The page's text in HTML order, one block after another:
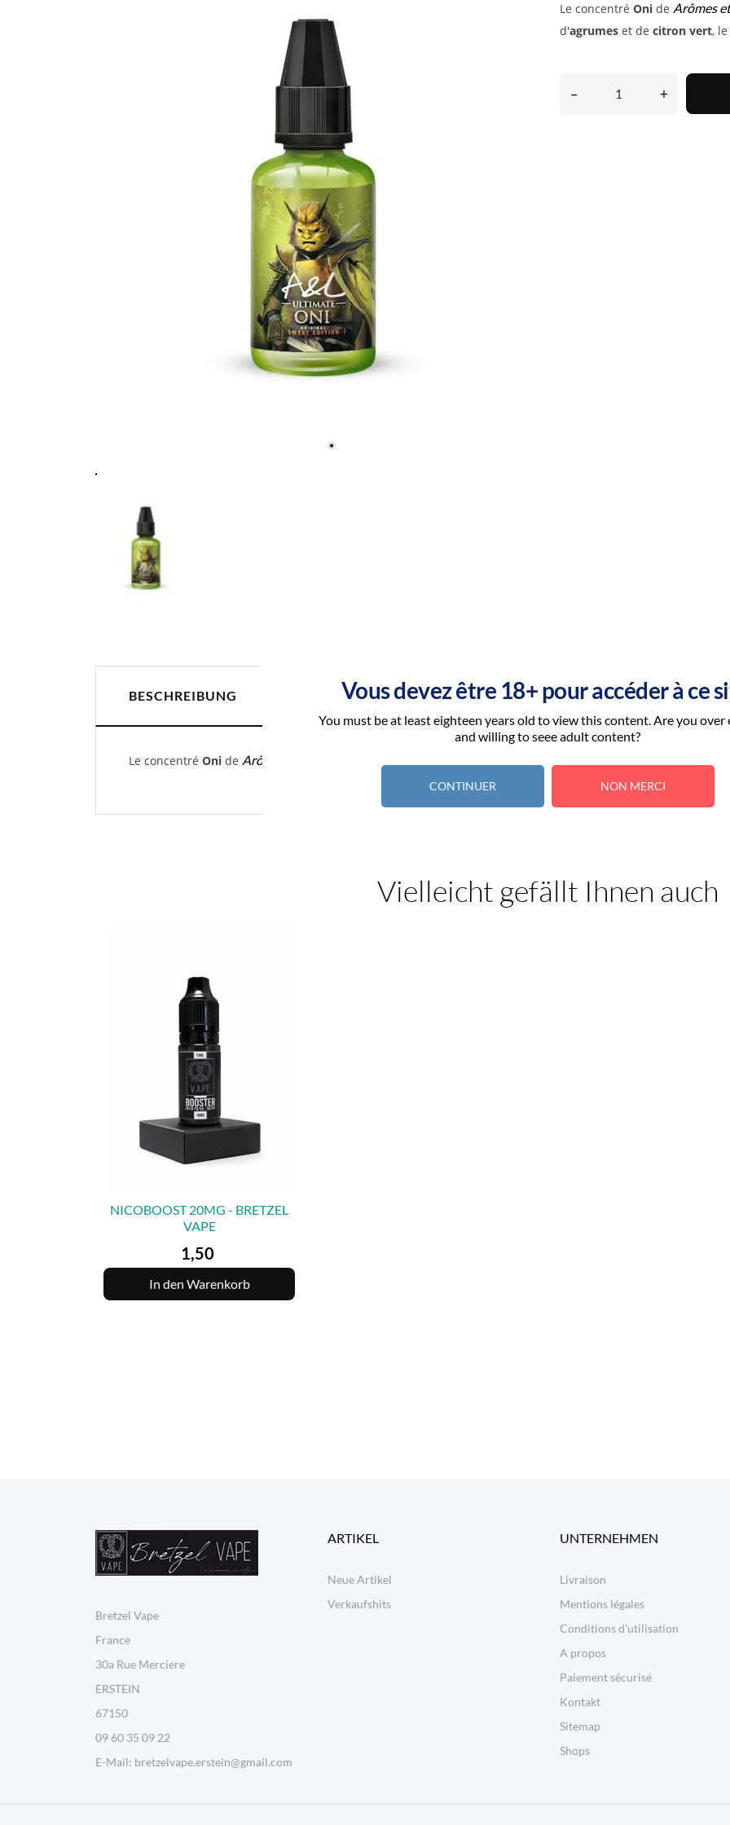
Vous devez être 18+ pour accéder à ce
You must be at least eighteen years old to view this content. Are you over
and willing to seee adult content?
CONTINUER NON MERCI
Le concentré Oni de Arômes
d'agrumes et de citron vert,
– +
BESCHREIBUNG ARTIKELDETAILS
Le concentré Oni de Arômes et Liquides
Vielleicht gefällt Ihnen auch
VORSCHAU
NICOBOOST 20MG - BRETZEL
VAPE
Preis
1,50
In den Warenkorb
Bretzel Vape
France
30a Rue Merciere
ERSTEIN
67150
09 60 35 09 22
E-Mail: bretzelvape.erstein@gmail.com
ARTIKEL
Neue Artikel
Verkaufshits
UNTERNEHMEN
Livraison
Mentions légales
Conditions d'utilisation
A propos
Paiement sécurisé
Kontakt
Sitemap
Shops